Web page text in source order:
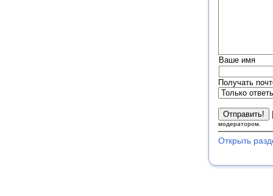
Ваше имя
Получать
модератором.
Открыть